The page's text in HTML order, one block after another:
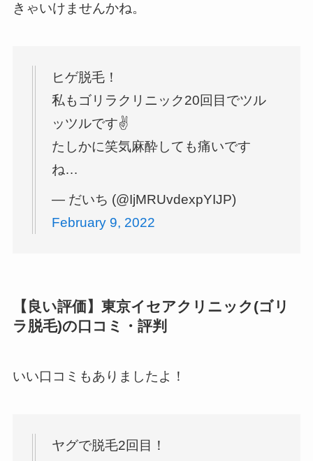
きゃいけませんかね。
ヒゲ脱毛！
私もゴリラクリニック20回目でツル
ッツルです✌️
たしかに笑気麻酔しても痛いです
ね…
— だいち (@IjMRUvdexpYIJP)
February 9, 2022
【良い評価】東京イセアクリニック(ゴリ
ラ脱毛)の口コミ・評判
いい口コミもありましたよ！
ヤグで脱毛2回目！